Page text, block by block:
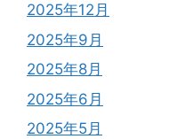
2025年12月
2025年9月
2025年8月
2025年6月
2025年5月